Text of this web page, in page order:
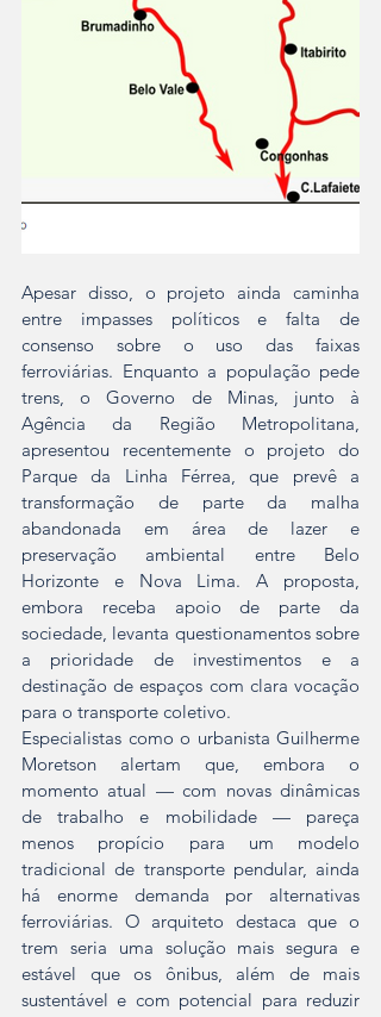
Apesar disso, o projeto ainda caminha
entre impasses políticos e falta de
consenso sobre o uso das faixas
ferroviárias. Enquanto a população pede
trens, o Governo de Minas, junto à
Agência da Região Metropolitana,
apresentou recentemente o projeto do
Parque da Linha Férrea, que prevê a
transformação de parte da malha
abandonada em área de lazer e
preservação ambiental entre Belo
Horizonte e Nova Lima. A proposta,
embora receba apoio de parte da
sociedade, levanta questionamentos sobre
a prioridade de investimentos e a
destinação de espaços com clara vocação
para o transporte coletivo.
Especialistas como o urbanista Guilherme
Moretson alertam que, embora o
momento atual — com novas dinâmicas
de trabalho e mobilidade — pareça
menos propício para um modelo
tradicional de transporte pendular, ainda
há enorme demanda por alternativas
ferroviárias. O arquiteto destaca que o
trem seria uma solução mais segura e
estável que os ônibus, além de mais
sustentável e com potencial para reduzir